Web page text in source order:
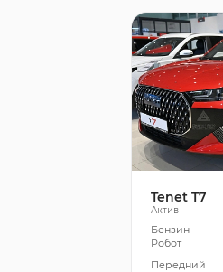
Tenet T7
Актив
Бензин
Робот
Передний